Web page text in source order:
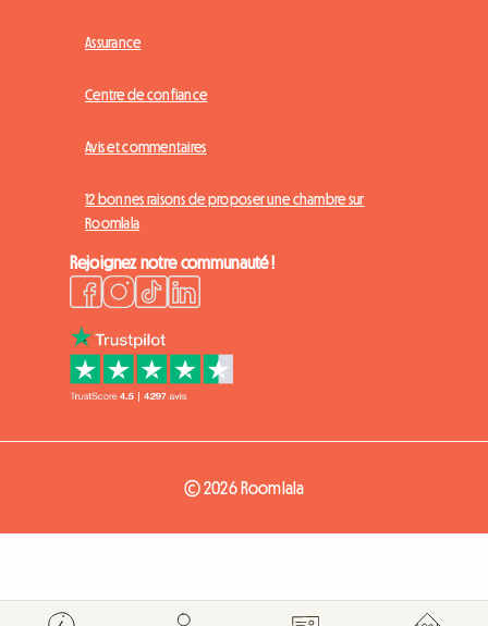
Assurance
Centre de confiance
Avis et commentaires
12 bonnes raisons de proposer une chambre sur
Roomlala
Rejoignez notre communauté !
© 2026 Roomlala